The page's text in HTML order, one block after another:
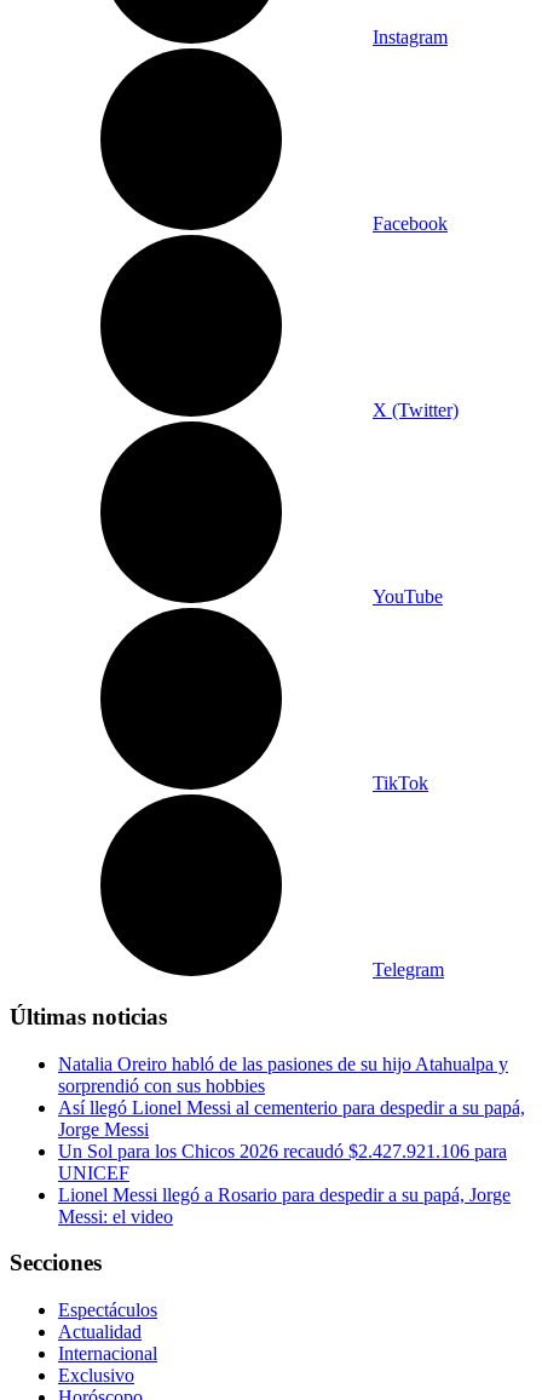
Instagram
Facebook
X (Twitter)
YouTube
TikTok
Telegram
Últimas noticias
Natalia Oreiro habló de las pasiones de su hijo Atahualpa y
sorprendió con sus hobbies
Así llegó Lionel Messi al cementerio para despedir a su papá,
Jorge Messi
Un Sol para los Chicos 2026 recaudó $2.427.921.106 para
UNICEF
Lionel Messi llegó a Rosario para despedir a su papá, Jorge
Messi: el video
Secciones
Espectáculos
Actualidad
Internacional
Exclusivo